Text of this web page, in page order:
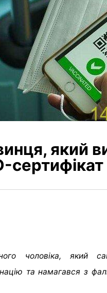
який
сертифікат
чоловіка, який
та намагався з